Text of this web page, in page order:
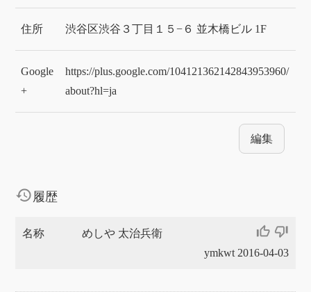
住所 渋谷区渋谷３丁目１５−６ 並木橋ビル 1F
Google
+
https://plus.google.com/104121362142843953960/
about?hl=ja
編集
history履歴
名称 めしや 太治兵衛 thumb_up_off_alt thumb_down_off_alt
ymkwt 2016-04-03